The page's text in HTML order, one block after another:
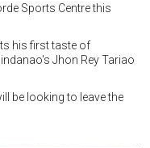
Sports Centre this
his first taste of
Jhon Rey Tariao
be looking to leave the